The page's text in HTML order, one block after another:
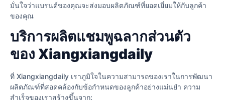
มั่นใจว่าแบรนด์ของคุณจะส่งมอบผลิตภัณฑ์ที่ยอดเยี่ยมให้กับลูกค้า
ของคุณ
บริการผลิตแชมพูฉลากส่วนตัว
ของ Xiangxiangdaily
ที่ Xiangxiangdaily เราภูมิใจในความสามารถของเราในการพัฒนา
ผลิตภัณฑ์ที่สอดคล้องกับข้อกําหนดของลูกค้าอย่างแม่นยํา ความ
สําเร็จของเราสร้างขึ้นจาก: